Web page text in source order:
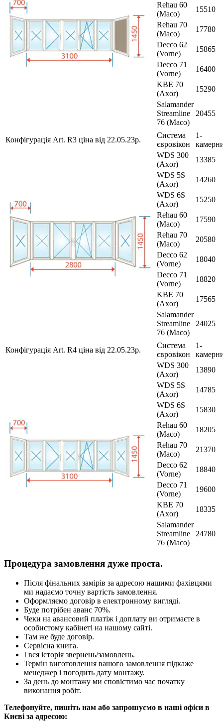
Rehau 60
(Maco)
15510
Rehau 70
(Maco)
17780
Decco 62
(Vorne)
15865
Decco 71
(Vorne)
16400
KBE 70
(Axor)
15290
Salamander
Streamline
76 (Maco)
20455
Конфігурація Art. R3 ціна від 22.05.23р.
Система
євровікон
1-
WDS 300
(Axor)
13385
WDS 5S
(Axor)
14260
WDS 6S
(Axor)
15250
Rehau 60
(Maco)
17590
Rehau 70
(Maco)
20580
Decco 62
(Vorne)
18040
Decco 71
(Vorne)
18820
KBE 70
(Axor)
17565
Salamander
Streamline
76 (Maco)
24025
Конфігурація Art. R4 ціна від 22.05.23р.
Система
євровікон
1-
WDS 300
(Axor)
13890
WDS 5S
(Axor)
14785
WDS 6S
(Axor)
15830
Rehau 60
(Maco)
18205
Rehau 70
(Maco)
21370
Decco 62
(Vorne)
18840
Decco 71
(Vorne)
19600
KBE 70
(Axor)
18335
Salamander
Streamline
76 (Maco)
24780
Процедура замовлення дуже проста.
Після фінальних замірів за адресою нашими фахівцями
ми надаємо точну вартість замовлення.
Оформляємо договір в електронному вигляді.
Буде потрібен аванс 70%.
Чеки на авансовий платіж і доплату ви отримаєте в
особистому кабінеті на нашому сайті.
Там же буде договір.
Сервісна книга.
І вся історія звернень/замовлень.
Термін виготовлення вашого замовлення підкаже
менеджер і погодить дату монтажу.
За день до монтажу ми сповістимо час початку
виконання робіт.
Телефонуйте, пишіть нам або запрошуємо в наші офіси в
Києві за адресою: